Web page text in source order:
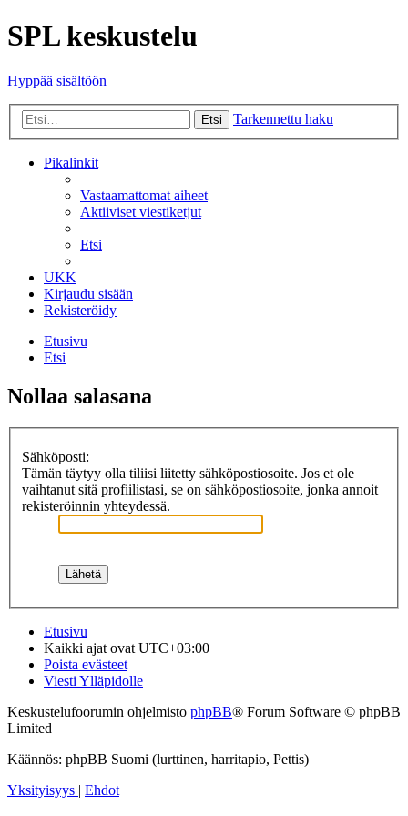
SPL keskustelu
Hyppää sisältöön
Etsi Tarkennettu haku
Pikalinkit
Vastaamattomat aiheet
Aktiiviset viestiketjut
Etsi
UKK
Kirjaudu sisään
Rekisteröidy
Etusivu
Etsi
Nollaa salasana
Sähköposti:
Tämän täytyy olla tiliisi liitetty sähköpostiosoite. Jos et ole
vaihtanut sitä profiilistasi, se on sähköpostiosoite, jonka annoit
rekisteröinnin yhteydessä.
Etusivu
Kaikki ajat ovat UTC+03:00
Poista evästeet
Viesti Ylläpidolle
Keskustelufoorumin ohjelmisto phpBB® Forum Software © phpBB
Limited
Käännös: phpBB Suomi (lurttinen, harritapio, Pettis)
Yksityisyys | Ehdot